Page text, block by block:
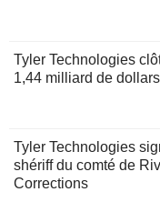
Tyler Technologies
1,44 milliard de dollars
Tyler Technologies
shériff du comté de
Corrections